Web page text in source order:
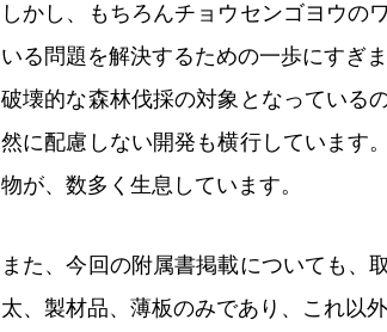
しかし、もちろんチョウセンゴヨウの
いる問題を解決するための一歩にすぎま
破壊的な森林伐採の対象となっている
然に配慮しない開発も横行しています
物が、数多く生息しています。
また、今回の附属書掲載についても、
太、製材品、薄板のみであり、これ以